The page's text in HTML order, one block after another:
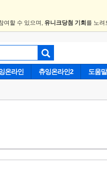
여할 수 있으며, 유니크당첨 기회 를 노려
온라인 츄잉온라인2 도움말